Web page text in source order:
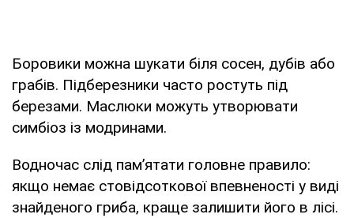
Боровики можна шукати біля сосен, дубів або
грабів. Підберезники часто ростуть під
березами. Маслюки можуть утворювати
симбіоз із модринами.
Водночас слід пам’ятати головне правило:
якщо немає стовідсоткової впевненості у виді
знайденого гриба, краще залишити його в лісі.